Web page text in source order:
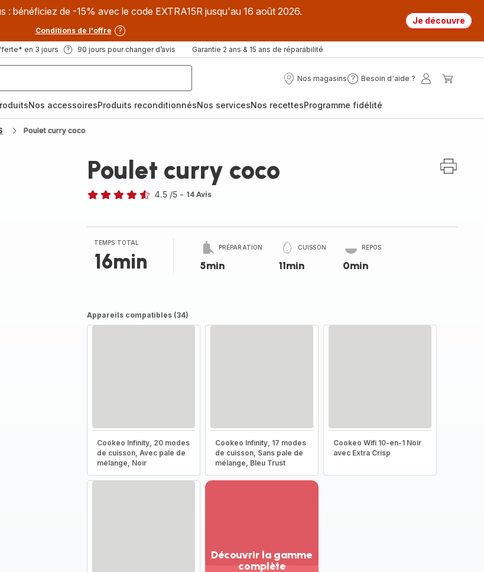
: bénéficiez de -15% avec le code EXTRA15R jusqu'au 16 août 2026.
Conditions de l'offre
Je découvre
en 3 jours 90 jours pour changer d’avis Garantie 2 ans & 15 ans de réparabilité
Nos magasins
Nos
Besoin d'aide ?
Besoin
?
Mon
Nos accessoiresProduits reconditionnésNos servicesNos recettesProgramme fidélité
Poulet curry coco
Poulet curry coco
4.5 /5 - 14 Avis
TEMPS TOTAL
16min
PRÉPARATION
5min
CUISSON
11min
REPOS
0min
Appareils compatibles (34)
Cookeo Infinity, 20 modes
de cuisson, Avec pale de
mélange, Noir
Cookeo Infinity, 17 modes
de cuisson, Sans pale de
mélange, Bleu Trust
Cookeo Wifi 10-en-1 Noir
avec Extra Crisp
Découvrir la gamme
complète